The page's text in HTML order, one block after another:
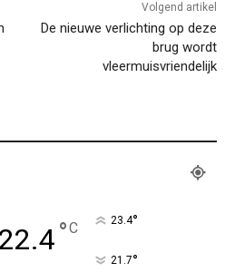
Volgend artikel
De nieuwe verlichting op deze
brug wordt
vleermuisvriendelijk
22.4°C 23.4°
21.7°